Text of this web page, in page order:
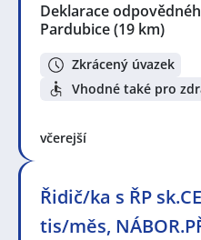
Deklarace
Pardubice(19 km)
Zkrácený úvazek
Vhodné také pro
včerejší
Řidič/ka s ŘP
tis/měs,